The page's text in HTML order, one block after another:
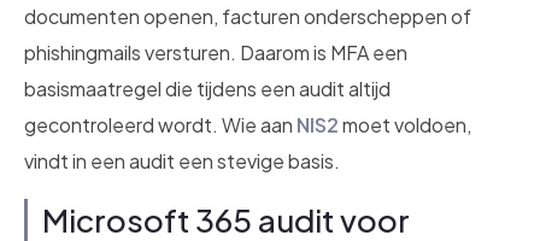
documenten openen, facturen onderscheppen of
phishingmails versturen. Daarom is MFA een
basismaatregel die tijdens een audit altijd
gecontroleerd wordt. Wie aan NIS2moet voldoen,
vindt in een audit een stevige basis.
Microsoft 365 audit voor